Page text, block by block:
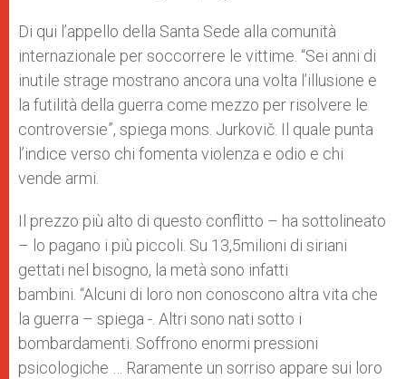
Di qui l’appello della Santa Sede alla comunità
internazionale per soccorrere le vittime. “Sei anni di
inutile strage mostrano ancora una volta l’illusione e
la futilità della guerra come mezzo per risolvere le
controversie”, spiega mons. Jurkovič. Il quale punta
l’indice verso chi fomenta violenza e odio e chi
vende armi.
Il prezzo più alto di questo conflitto – ha sottolineato
– lo pagano i più piccoli. Su 13,5milioni di siriani
gettati nel bisogno, la metà sono infatti
bambini. “Alcuni di loro non conoscono altra vita che
la guerra – spiega -. Altri sono nati sotto i
bombardamenti. Soffrono enormi pressioni
psicologiche … Raramente un sorriso appare sui loro